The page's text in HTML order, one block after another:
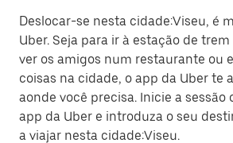
Deslocar-se nesta cidade:Viseu, é
Uber. Seja para ir à estação de
ver os amigos num restaurante ou
coisas na cidade, o app da Uber te
aonde você precisa. Inicie a sessão
app da Uber e introduza o seu
a viajar nesta cidade:Viseu.